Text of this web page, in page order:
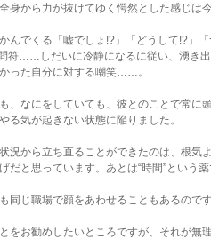
から力が抜けてゆく愕然とした感じは
んでくる「嘘でしょ!?」「どうして!?」
符……しだいに冷静になるに従い、湧き
った自分に対する嘲笑……。
、なにをしていても、彼とのことで常に
る気が起きない状態に陥りました。
況から立ち直ることができたのは、根気
と思っています。あとは“時間”という薬
じ職場で顔をあわせることもあるのです
をお勧めしたいところですが、それが無